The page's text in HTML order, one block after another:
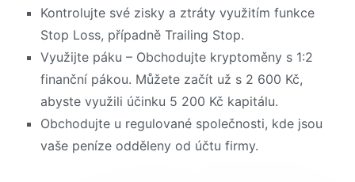
Kontrolujte své zisky a ztráty využitím funkce
Stop Loss, případně Trailing Stop.
Využijte páku – Obchodujte kryptoměny s 1:2
finanční pákou. Můžete začít už s 2 600 Kč,
abyste využili účinku 5 200 Kč kapitálu.
Obchodujte u regulované společnosti, kde jsou
vaše peníze odděleny od účtu firmy.